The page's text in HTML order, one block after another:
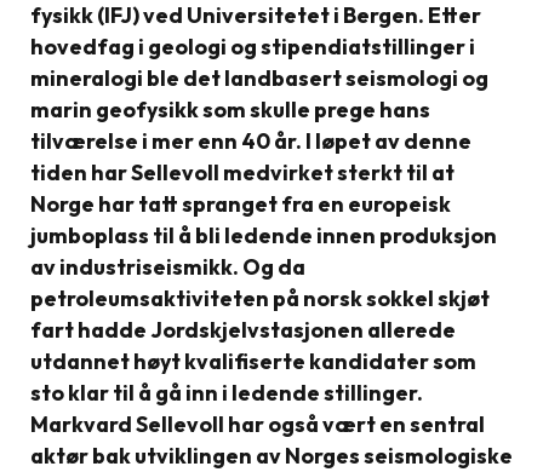
fysikk (IFJ) ved Universitetet i Bergen. Etter
hovedfag i geologi og stipendiatstillinger i
mineralogi ble det landbasert seismologi og
marin geofysikk som skulle prege hans
tilværelse i mer enn 40 år. I løpet av denne
tiden har Sellevoll medvirket sterkt til at
Norge har tatt spranget fra en europeisk
jumboplass til å bli ledende innen produksjon
av industriseismikk. Og da
petroleumsaktiviteten på norsk sokkel skjøt
fart hadde Jordskjelvstasjonen allerede
utdannet høyt kvalifiserte kandidater som
sto klar til å gå inn i ledende stillinger.
Markvard Sellevoll har også vært en sentral
aktør bak utviklingen av Norges seismologiske